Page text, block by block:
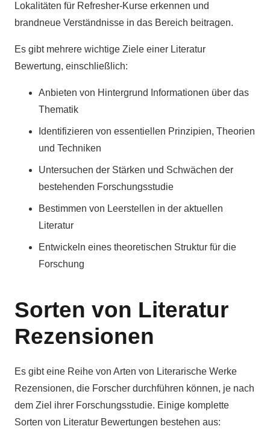
Lokalitäten für Refresher-Kurse erkennen und
brandneue Verständnisse in das Bereich beitragen.
Es gibt mehrere wichtige Ziele einer Literatur
Bewertung, einschließlich:
Anbieten von Hintergrund Informationen über das
Thematik
Identifizieren von essentiellen Prinzipien, Theorien
und Techniken
Untersuchen der Stärken und Schwächen der
bestehenden Forschungsstudie
Bestimmen von Leerstellen in der aktuellen
Literatur
Entwickeln eines theoretischen Struktur für die
Forschung
Sorten von Literatur
Rezensionen
Es gibt eine Reihe von Arten von Literarische Werke
Rezensionen, die Forscher durchführen können, je nach
dem Ziel ihrer Forschungsstudie. Einige komplette
Sorten von Literatur Bewertungen bestehen aus: